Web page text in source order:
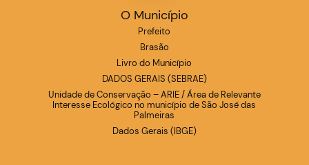
O Município
Prefeito
Brasão
Livro do Município
DADOS GERAIS (SEBRAE)
Unidade de Conservação – ARIE / Área de Relevante
Interesse Ecológico no município de São José das
Palmeiras
Dados Gerais (IBGE)